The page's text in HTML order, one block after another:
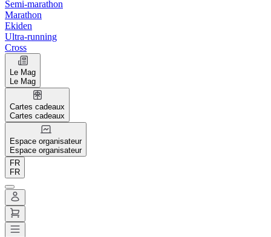
Semi-marathon
Marathon
Ekiden
Ultra-running
Cross
Le Mag
Le Mag
Cartes cadeaux
Cartes cadeaux
Espace organisateur
Espace organisateur
FR
FR